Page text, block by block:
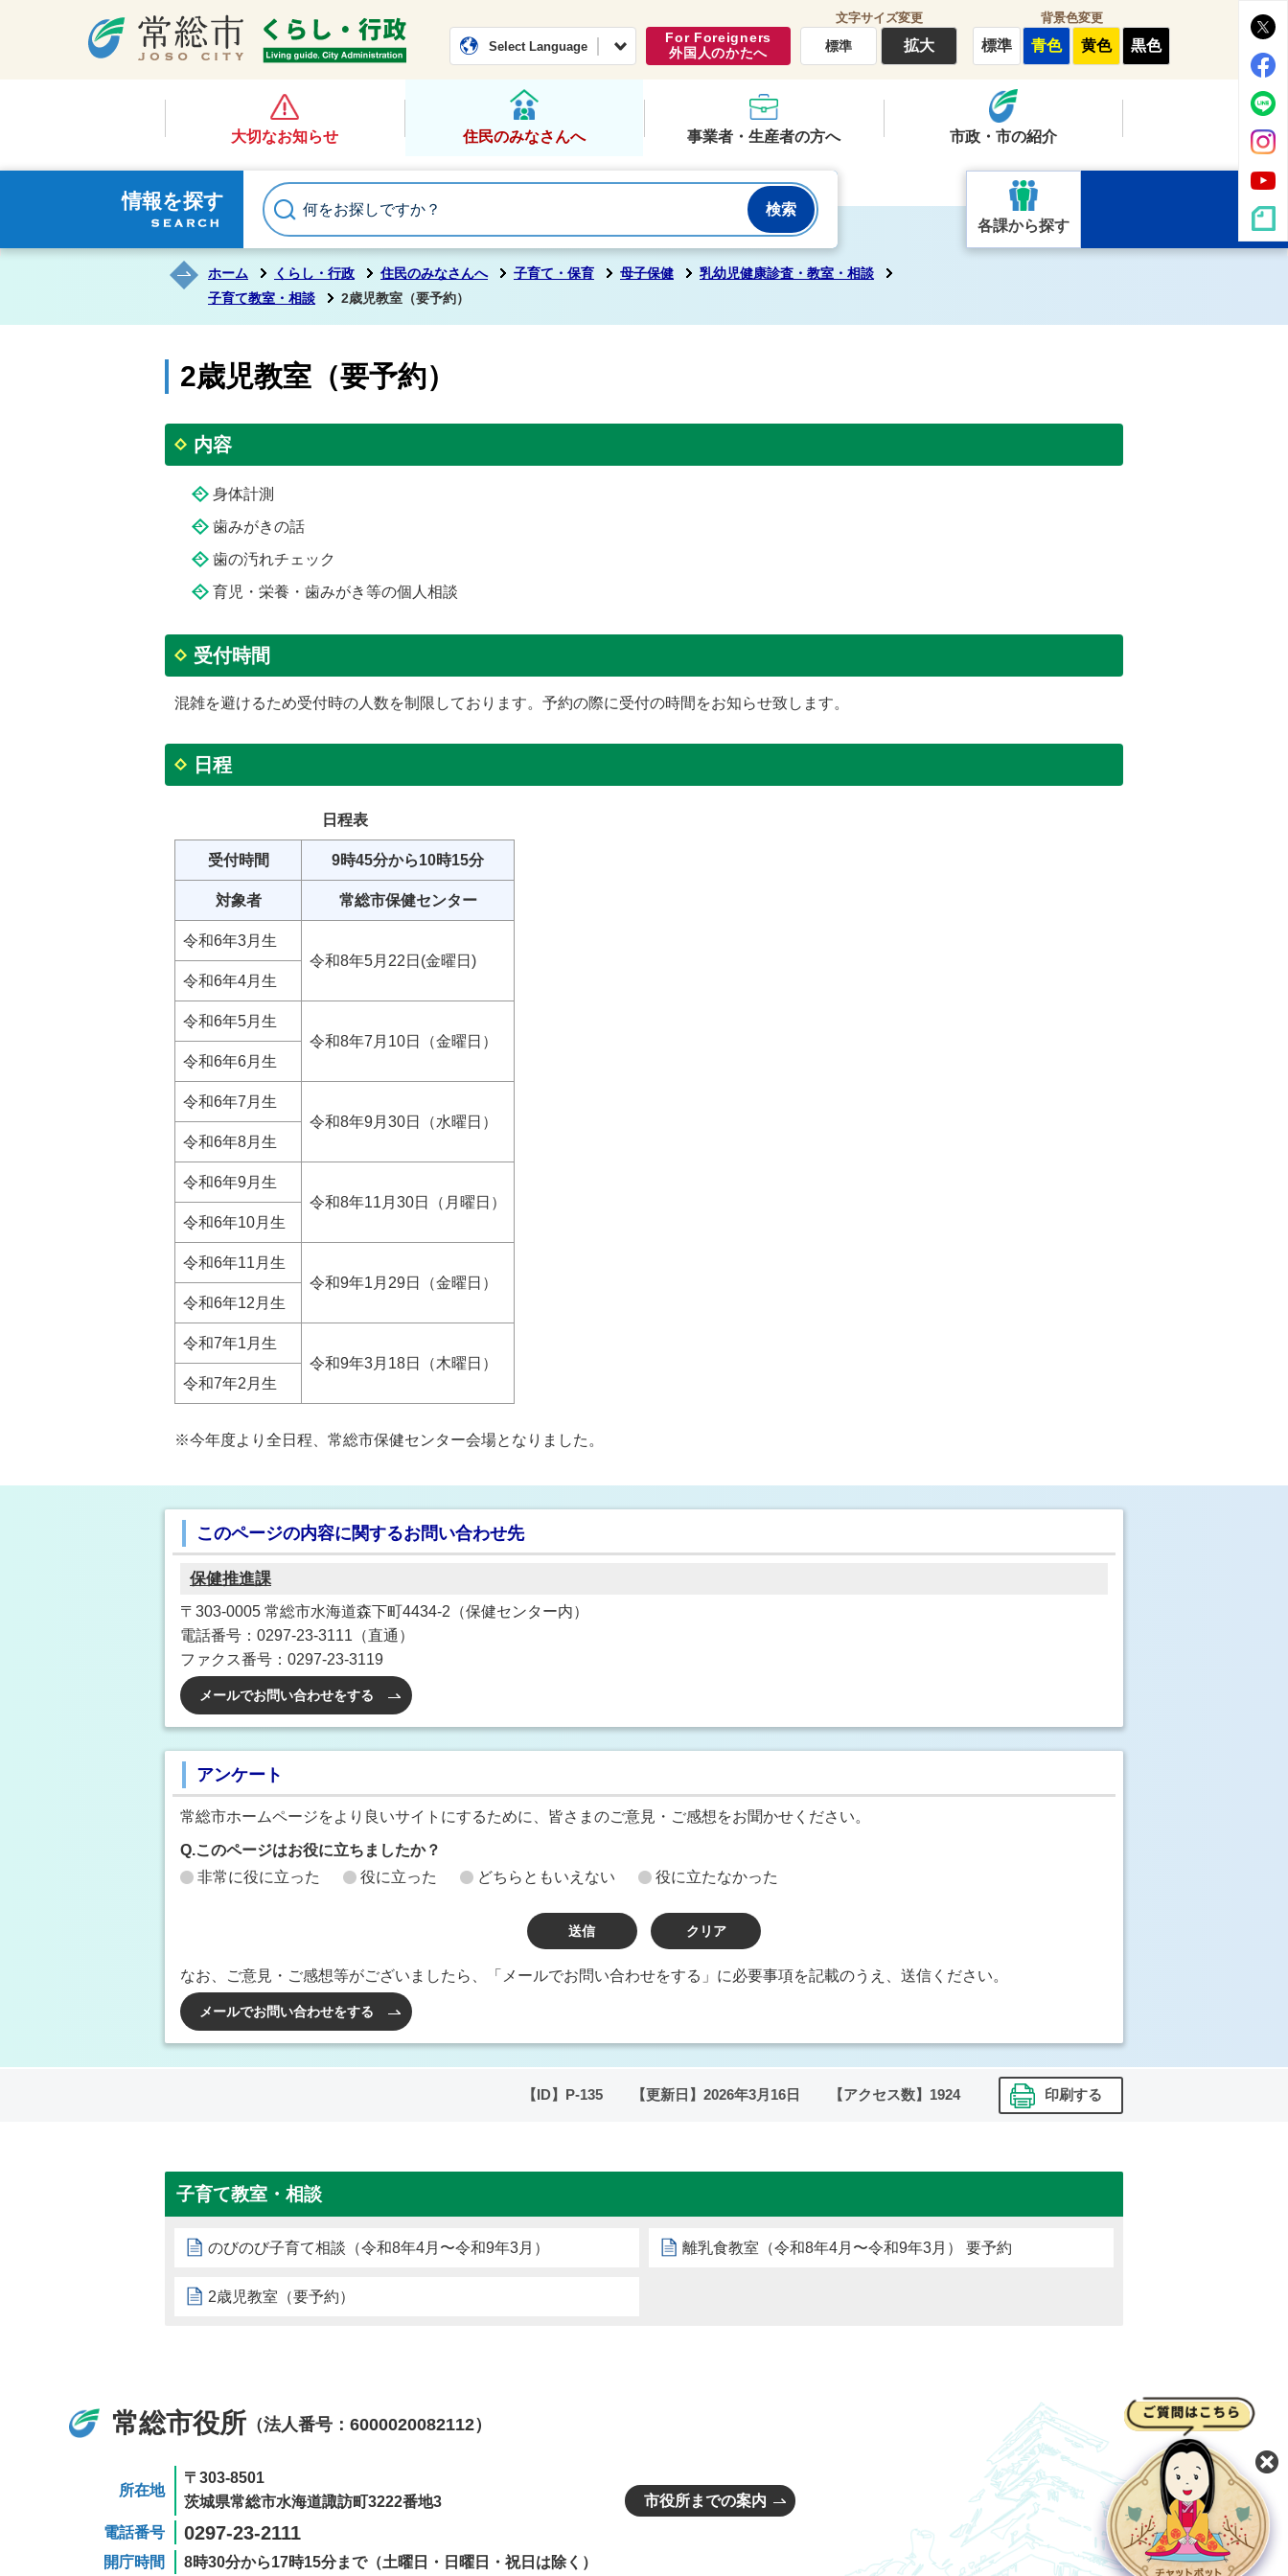
常総市公式ホームページくらし・行政
Select Language
For Foreigners
外国人のかたへ
文字サイズ変更
標準 拡大
背景色変更
標準 青色 黄色 黒色
大切なお知らせ 住民のみなさんへ 事業者・生産者の方へ 市政・市の紹介
情報を探す
各課から探す
ホーム くらし・行政 住民のみなさんへ 子育て・保育 母子保健
乳幼児健康診査・教室・相談
子育て教室・相談
2歳児教室（要予約）
2歳児教室（要予約）
内容
身体計測
歯みがきの話
歯の汚れチェック
育児・栄養・歯みがき等の個人相談
受付時間
混雑を避けるため受付時の人数を制限しております。予約の際に受付の時間をお知らせ致します。
日程
日程表
受付時間 9時45分から10時15分
対象者 常総市保健センター
令和6年3月生
令和8年5月22日(金曜日)
令和6年4月生
令和6年5月生
令和8年7月10日（金曜日）
令和6年6月生
令和6年7月生
令和8年9月30日（水曜日）
令和6年8月生
令和6年9月生
令和8年11月30日（月曜日）
令和6年10月生
令和6年11月生
令和9年1月29日（金曜日）
令和6年12月生
令和7年1月生
令和9年3月18日（木曜日）
令和7年2月生
※今年度より全日程、常総市保健センター会場となりました。
このページの内容に関するお問い合わせ先
保健推進課
〒303-0005 常総市水海道森下町4434-2（保健センター内）
電話番号：0297-23-3111（直通）
ファクス番号：0297-23-3119
メールでお問い合わせをする
アンケート
常総市ホームページをより良いサイトにするために、皆さまのご意見・ご感想をお聞かせください。
Q.このページはお役に立ちましたか？
非常に役に立った
役に立った どちらともいえない 役に立たなかった
なお、ご意見・ご感想等がございましたら、「メールでお問い合わせをする」に必要事項を記載のうえ、送信ください。
メールでお問い合わせをする
【ID】 P-135 【更新日】 2026年3月16日 【アクセス数】 1924 印刷する
子育て教室・相談
のびのび子育て相談（令和8年4月〜令和9年3月） 離乳食教室（令和8年4月〜令和9年3月） 要予約
2歳児教室（要予約）
常総市役所 （法人番号：6000020082112）
所在地
〒303-8501
茨城県常総市水海道諏訪町3222番地3
電話番号
0297-23-2111
開庁時間 8時30分から17時15分まで（土曜日・日曜日・祝日は除く）
市役所までの案内